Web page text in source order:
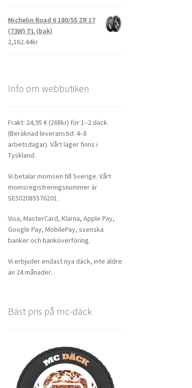
Michelin Road 6 180/55 ZR 17
(73W) TL (bak)
2,162.44kr
Info om webbutiken
Frakt: 24,95 € (268kr) för 1–2 däck.
(Beräknad leveranstid: 4–8
arbetsdagar). Vårt lager finns i
Tyskland.
Vi betalar momsen till Sverige. Vårt
momsregistreringsnummer är
SE502085576201.
Visa, MasterCard, Klarna, Apple Pay,
Google Pay, MobilePay, svenska
banker och banköverföring.
Vi erbjuder endast nya däck, inte äldre
än 24 månader.
Bäst pris på mc-däck